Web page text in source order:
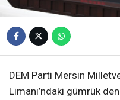
DEM Parti Mersin
Limanı’ndaki gümrük